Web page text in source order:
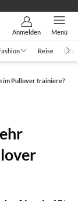
Anmelden Menü
Reise Life
im Pullover trainiere?